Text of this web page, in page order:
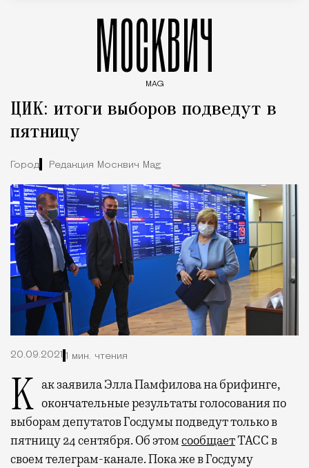
МОСКВИЧ
MAG
ЦИК: итоги выборов подведут в
пятницу
Город Редакция Москвич Mag
20.09.2021 1 мин. чтения
Как заявила Элла Памфилова на брифинге, окончательные результаты голосования по
выборам депутатов Госдумы подведут только в
пятницу 24 сентября. Об этомсообщаетТАСС в
своем телеграм-канале. Пока же в Госдуму